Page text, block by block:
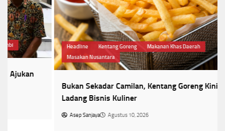
Headline Kentang Goreng
Makanan Khas Daerah
Masakan Nusantara
Bukan Sekadar Camilan, Kentang Goreng Kini Jadi
Ladang Bisnis Kuliner
Agustus 10, 2026